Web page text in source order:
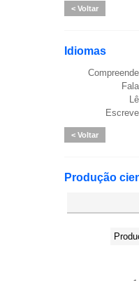
Voltar
Idiomas
Compreende
Fala
Lê
Escreve
Voltar
Produção